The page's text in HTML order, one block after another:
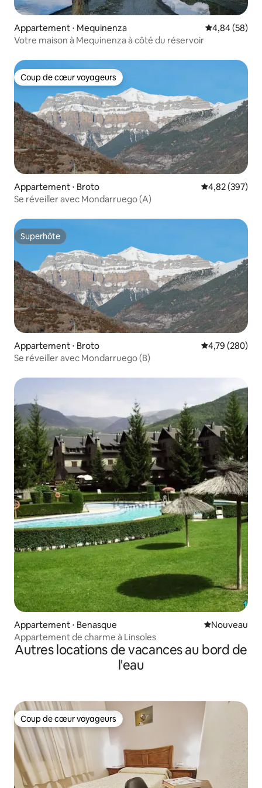
Appartement ⋅ Mequinenza Évaluation
4,84 (58)
Votre maison à Mequinenza à côté du réservoir
Coup de cœur voyageurs
Coup de cœur voyageurs
Appartement ⋅ Broto Évaluation
4,82 (397)
Se réveiller avec Mondarruego (A)
Superhôte
Superhôte
Appartement ⋅ Broto Évaluation
4,79 (280)
Se réveiller avec Mondarruego (B)
Appartement ⋅ Benasque Nouvel
Nouveau
Appartement de charme à Linsoles
Autres locations de vacances au bord de
l'eau
Coup de cœur voyageurs
Coup de cœur voyageurs